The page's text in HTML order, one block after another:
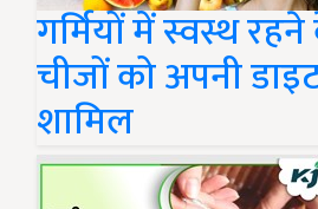
गर्मियों में स्वस्थ
चीजों को अपनी
शामिल